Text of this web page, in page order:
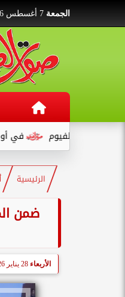
الجمعة
في أول اجتماعاته ..
الرئيسية
الأربعاء 28 يناير 2026